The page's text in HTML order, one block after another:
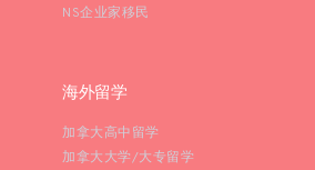
NS企业家移民
海外留学
加拿大高中留学
加拿大大学/大专留学